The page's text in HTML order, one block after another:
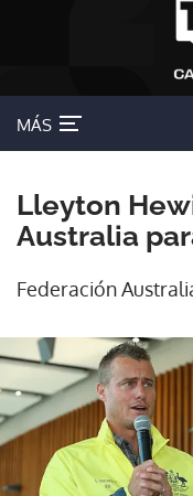
MÁS
Lleyton
Australia
Federación